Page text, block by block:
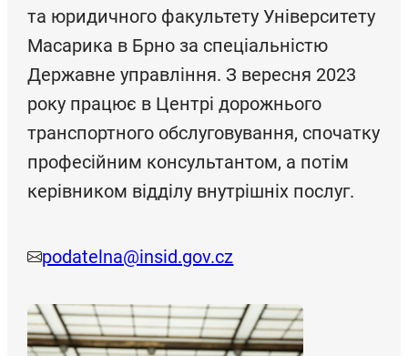
та юридичного факультету Університету
Масарика в Брно за спеціальністю
Державне управління. З вересня 2023
року працює в Центрі дорожнього
транспортного обслуговування, спочатку
професійним консультантом, а потім
керівником відділу внутрішніх послуг.
podatelna@insid.gov.cz